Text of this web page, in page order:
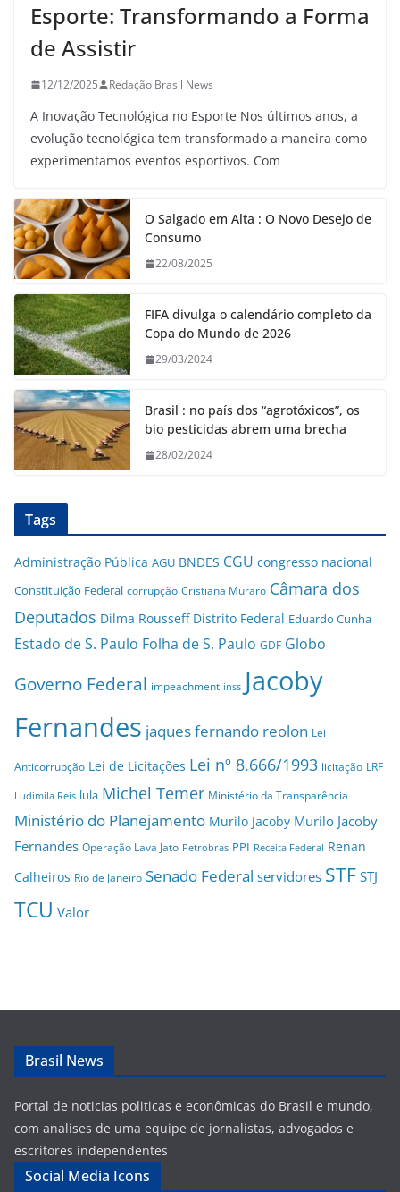
Esporte: Transformando a Forma
de Assistir
12/12/2025 Redação Brasil News
A Inovação Tecnológica no Esporte Nos últimos anos, a
evolução tecnológica tem transformado a maneira como
experimentamos eventos esportivos. Com
O Salgado em Alta : O Novo Desejo de
Consumo
22/08/2025
FIFA divulga o calendário completo da
Copa do Mundo de 2026
29/03/2024
Brasil : no país dos “agrotóxicos”, os
bio pesticidas abrem uma brecha
28/02/2024
Tags
Administração Pública AGU BNDES CGU congresso nacional
Constituição Federal corrupção Cristiana Muraro Câmara dos
Deputados Dilma Rousseff Distrito Federal Eduardo Cunha
Estado de S. Paulo Folha de S. Paulo GDF Globo
Governo Federal impeachment inss Jacoby
Fernandes jaques fernando reolon Lei
Anticorrupção Lei de Licitações Lei nº 8.666/1993 licitação LRF
Ludimila Reis lula Michel Temer Ministério da Transparência
Ministério do Planejamento Murilo Jacoby Murilo Jacoby
Fernandes Operação Lava Jato Petrobras PPI Receita Federal Renan
Calheiros Rio de Janeiro Senado Federal servidores STF STJ
TCU Valor
Brasil News
Portal de noticias politicas e econômicas do Brasil e mundo,
com analises de uma equipe de jornalistas, advogados e
escritores independentes
Social Media Icons